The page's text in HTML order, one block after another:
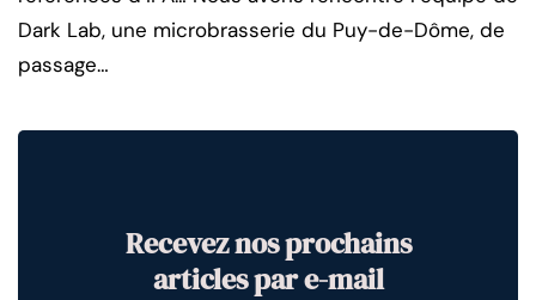
Dark Lab, une microbrasserie du Puy-de-Dôme, de
passage…
Recevez nos prochains
articles par e-mail